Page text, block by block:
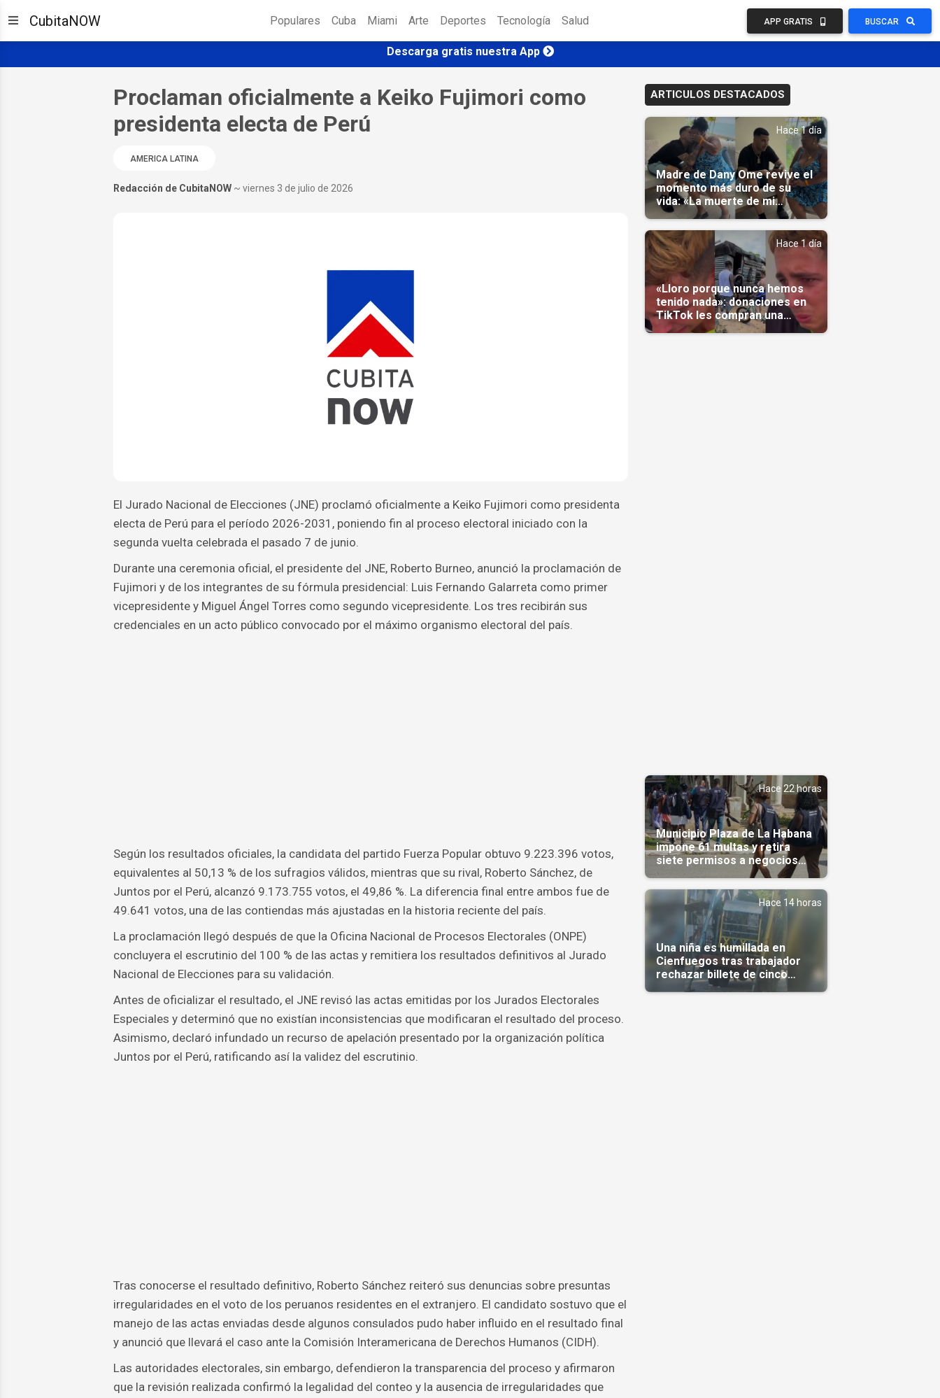
CubitaNOW Populares Cuba Miami Arte Deportes Tecnología Salud APP GRATIS BUSCAR
Descarga gratis nuestra App
Proclaman oficialmente a Keiko Fujimori como
presidenta electa de Perú
AMERICA LATINA
Redacción de CubitaNOW ~ viernes 3 de julio de 2026
El Jurado Nacional de Elecciones (JNE) proclamó oficialmente a Keiko Fujimori como presidenta
electa de Perú para el período 2026-2031, poniendo fin al proceso electoral iniciado con la
segunda vuelta celebrada el pasado 7 de junio.
Durante una ceremonia oficial, el presidente del JNE, Roberto Burneo, anunció la proclamación de
Fujimori y de los integrantes de su fórmula presidencial: Luis Fernando Galarreta como primer
vicepresidente y Miguel Ángel Torres como segundo vicepresidente. Los tres recibirán sus
credenciales en un acto público convocado por el máximo organismo electoral del país.
Según los resultados oficiales, la candidata del partido Fuerza Popular obtuvo 9.223.396 votos,
equivalentes al 50,13 % de los sufragios válidos, mientras que su rival, Roberto Sánchez, de
Juntos por el Perú, alcanzó 9.173.755 votos, el 49,86 %. La diferencia final entre ambos fue de
49.641 votos, una de las contiendas más ajustadas en la historia reciente del país.
La proclamación llegó después de que la Oficina Nacional de Procesos Electorales (ONPE)
concluyera el escrutinio del 100 % de las actas y remitiera los resultados definitivos al Jurado
Nacional de Elecciones para su validación.
Antes de oficializar el resultado, el JNE revisó las actas emitidas por los Jurados Electorales
Especiales y determinó que no existían inconsistencias que modificaran el resultado del proceso.
Asimismo, declaró infundado un recurso de apelación presentado por la organización política
Juntos por el Perú, ratificando así la validez del escrutinio.
Tras conocerse el resultado definitivo, Roberto Sánchez reiteró sus denuncias sobre presuntas
irregularidades en el voto de los peruanos residentes en el extranjero. El candidato sostuvo que el
manejo de las actas enviadas desde algunos consulados pudo haber influido en el resultado final
y anunció que llevará el caso ante la Comisión Interamericana de Derechos Humanos (CIDH).
Las autoridades electorales, sin embargo, defendieron la transparencia del proceso y afirmaron
que la revisión realizada confirmó la legalidad del conteo y la ausencia de irregularidades que
ARTICULOS DESTACADOS
Hace 1 día
Madre de Dany Ome revive el
momento más duro de su
vida: «La muerte de mi
nieto»(Video)
Hace 1 día
«Lloro porque nunca hemos
tenido nada»: donaciones en
TikTok les compran una
casa(Video)
Hace 22 horas
Municipio Plaza de La Habana
impone 61 multas y retira
siete permisos a negocios
Hace 14 horas
Una niña es humillada en
Cienfuegos tras trabajador
rechazar billete de cinco
pesos